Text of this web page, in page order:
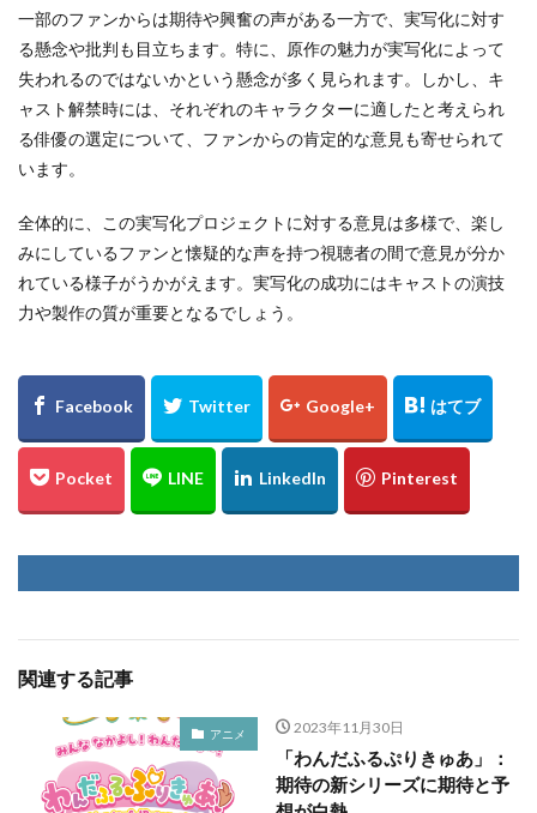
一部のファンからは期待や興奮の声がある一方で、実写化に対す
る懸念や批判も目立ちます。特に、原作の魅力が実写化によって
失われるのではないかという懸念が多く見られます。しかし、キ
ャスト解禁時には、それぞれのキャラクターに適したと考えられ
る俳優の選定について、ファンからの肯定的な意見も寄せられて
います。
全体的に、この実写化プロジェクトに対する意見は多様で、楽し
みにしているファンと懐疑的な声を持つ視聴者の間で意見が分か
れている様子がうかがえます。実写化の成功にはキャストの演技
力や製作の質が重要となるでしょう。
関連する記事
アニメ 2023年11月30日
「わんだふるぷりきゅあ」：
期待の新シリーズに期待と予